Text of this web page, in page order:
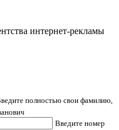
интернет-рекламы
полностью свои фамилию,
Введите номер